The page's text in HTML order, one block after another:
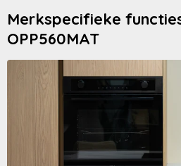
Merkspecifieke
OPP560MAT